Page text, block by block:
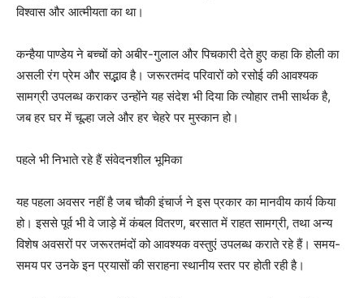
विश्वास और आत्मीयता का था।
कन्हैया पाण्डेय ने बच्चों को अबीर-गुलाल और पिचकारी देते हुए कहा कि होली का
असली रंग प्रेम और सद्भाव है। जरूरतमंद परिवारों को रसोई की आवश्यक
सामग्री उपलब्ध कराकर उन्होंने यह संदेश भी दिया कि त्योहार तभी सार्थक है,
जब हर घर में चूल्हा जले और हर चेहरे पर मुस्कान हो।
पहले भी निभाते रहे हैं संवेदनशील भूमिका
यह पहला अवसर नहीं है जब चौकी इंचार्ज ने इस प्रकार का मानवीय कार्य किया
हो। इससे पूर्व भी वे जाड़े में कंबल वितरण, बरसात में राहत सामग्री, तथा अन्य
विशेष अवसरों पर जरूरतमंदों को आवश्यक वस्तुएं उपलब्ध कराते रहे हैं। समय-
समय पर उनके इन प्रयासों की सराहना स्थानीय स्तर पर होती रही है।